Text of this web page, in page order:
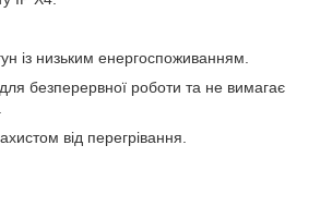
із низьким енергоспоживанням.
безперервної роботи та не вимагає
від перегрівання.